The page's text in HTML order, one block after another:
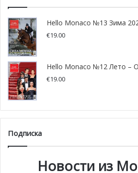
Hello Monaco №13 Зима
€19.00
Hello Monaco №12 Лето –
€19.00
Подписка
Новости из